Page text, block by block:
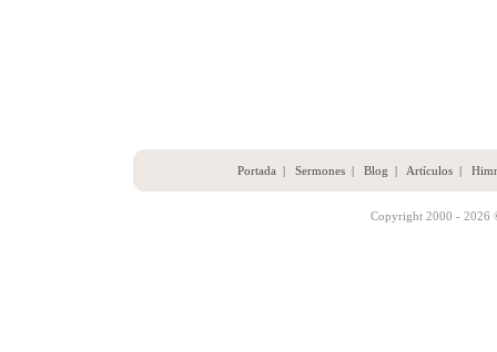
Portada | Sermones| Blog | Artículos|
Copyright 2000 - 2026